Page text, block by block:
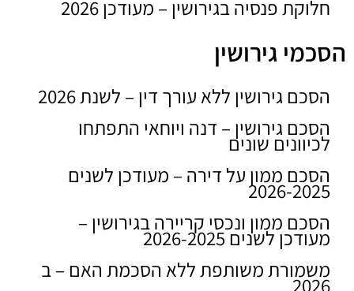
חלוקת פנסיה בגירושין – מעודכן 2026
הסכמי גירושין
הסכם גירושין ללא עורך דין – לשנת 2026
הסכם גירושין – דנה ויוחאי התפתחו
לכיוונים שונים
הסכם ממון על דירה – מעודכן לשנים
2026-2025
הסכם ממון ונכסי קריירה בגירושין –
מעודכן לשנים 2026-2025
משמורת משותפת ללא הסכמת האם – ב
2026